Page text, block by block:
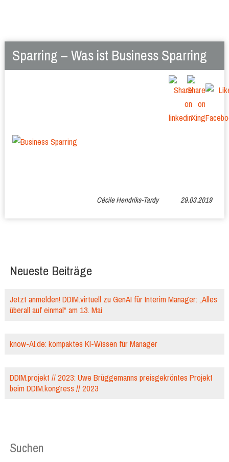
Sparring – Was ist Business Sparring
Cécile Hendriks-Tardy 29.03.2019
Neueste Beiträge
Jetzt anmelden! DDIM.virtuell zu GenAI für Interim Manager: „Alles
überall auf einmal“ am 13. Mai
know-AI.de: kompaktes KI-Wissen für Manager
DDIM.projekt // 2023: Uwe Brüggemanns preisgekröntes Projekt
beim DDIM.kongress // 2023